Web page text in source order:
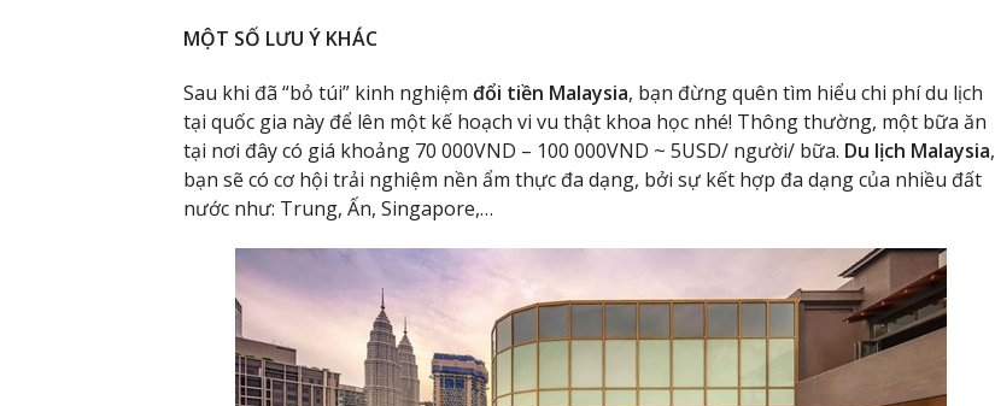
MỘT SỐ LƯU Ý KHÁC
Sau khi đã “bỏ túi” kinh nghiệm đổi tiền Malaysia, bạn đừng quên tìm hiểu chi phí du lịch
tại quốc gia này để lên một kế hoạch vi vu thật khoa học nhé! Thông thường, một bữa ăn
tại nơi đây có giá khoảng 70 000VND – 100 000VND ~ 5USD/ người/ bữa. Du lịch Malaysia,
bạn sẽ có cơ hội trải nghiệm nền ẩm thực đa dạng, bởi sự kết hợp đa dạng của nhiều đất
nước như: Trung, Ấn, Singapore,…